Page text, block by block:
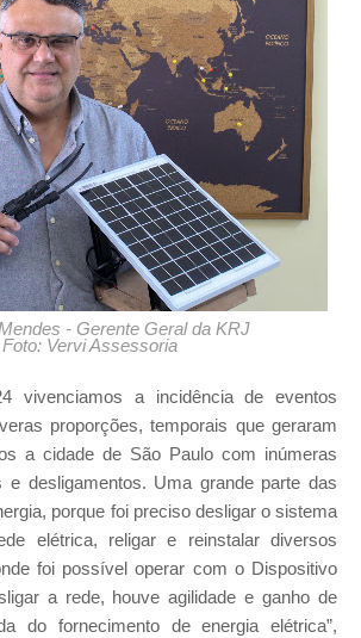
- Gerente Geral da KRJ
Foto: Vervi Assessoria
vivenciamos a incidência de eventos
proporções, temporais que geraram
a cidade de São Paulo com inúmeras
e desligamentos. Uma grande parte das
porque foi preciso desligar o sistema
elétrica, religar e reinstalar diversos
foi possível operar com o Dispositivo
a rede, houve agilidade e ganho de
do fornecimento de energia elétrica”,